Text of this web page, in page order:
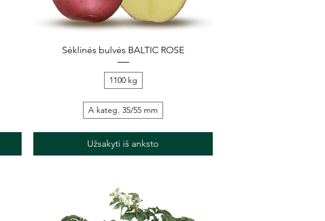
Greita peržiūra
Sėklinės bulvės BALTIC ROSE
1100 kg
A kateg. 35/55 mm
Užsakyti iš anksto